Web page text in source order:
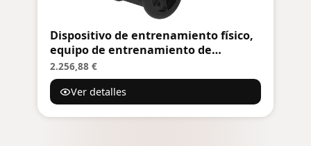
Dispositivo de entrenamiento físico,
equipo de entrenamiento de
resistencia, resistencia ajustable
para potencia explosiva y resistencia
al correr, nadar y saltar largos
2.256,88 €
Ver detalles